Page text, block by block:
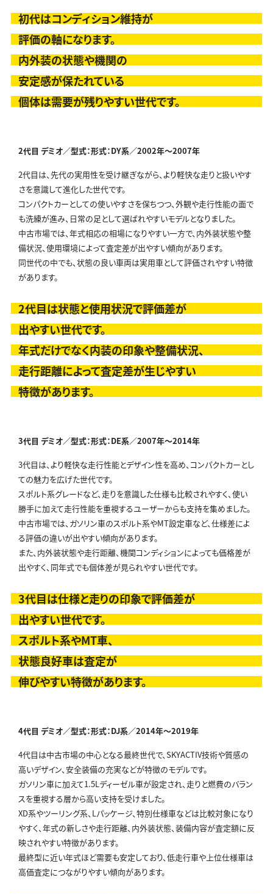
初代はコンディション維持が
評価の軸になります。
内外装の状態や機関の
安定感が保たれている
個体は需要が残りやすい世代です。
2代目 デミオ／型式：形式：DY系／2002年～2007年
2代目は、先代の実用性を受け継ぎながら、より軽快な走りと扱いやす
さを意識して進化した世代です。
コンパクトカーとしての使いやすさを保ちつつ、外観や走行性能の面で
も洗練が進み、日常の足として選ばれやすいモデルとなりました。
中古市場では、年式相応の相場になりやすい一方で、内外装状態や整
備状況、使用環境によって査定差が出やすい傾向があります。
同世代の中でも、状態の良い車両は実用車として評価されやすい特徴
があります。
2代目は状態と使用状況で評価差が
出やすい世代です。
年式だけでなく内装の印象や整備状況、
走行距離によって査定差が生じやすい
特徴があります。
3代目 デミオ／型式：形式：DE系／2007年～2014年
3代目は、より軽快な走行性能とデザイン性を高め、コンパクトカーとし
ての魅力を広げた世代です。
スポルト系グレードなど、走りを意識した仕様も比較されやすく、使い
勝手に加えて走行性能を重視するユーザーからも支持を集めました。
中古市場では、ガソリン車のスポルト系やMT設定車など、仕様差によ
る評価の違いが出やすい傾向があります。
また、内外装状態や走行距離、機関コンディションによっても価格差が
出やすく、同年式でも個体差が見られやすい世代です。
3代目は仕様と走りの印象で評価差が
出やすい世代です。
スポルト系やMT車、
状態良好車は査定が
伸びやすい特徴があります。
4代目 デミオ／型式：形式：DJ系／2014年～2019年
4代目は中古市場の中心となる最終世代で、SKYACTIV技術や質感の
高いデザイン、安全装備の充実などが特徴のモデルです。
ガソリン車に加えて1.5Lディーゼル車が設定され、走りと燃費のバラン
スを重視する層から高い支持を受けました。
XD系やツーリング系、Lパッケージ、特別仕様車などは比較対象になり
やすく、年式の新しさや走行距離、内外装状態、装備内容が査定額に反
映されやすい特徴があります。
最終型に近い年式ほど需要も安定しており、低走行車や上位仕様車は
高価査定につながりやすい傾向があります。